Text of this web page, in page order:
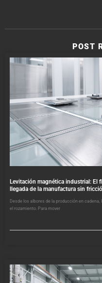
POST
Levitación magnética industrial: El
llegada de la manufactura sin
Desde los albores de la producción en
el rozamiento. Para mover